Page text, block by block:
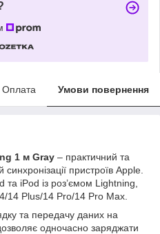
Оплата Умови повернення
1 м Gray – практичний та
пристроїв Apple.
та iPod із роз’ємом Lightning,
14 Plus/14 Pro/14 Pro Max.
та передачу даних на
одночасно заряджати